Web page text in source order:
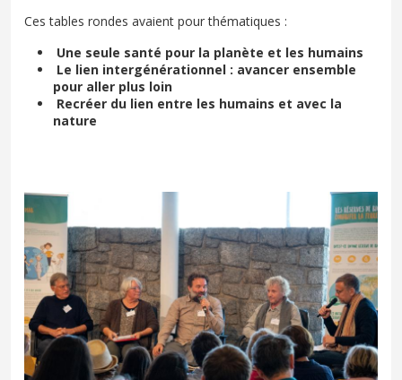
Ces tables rondes avaient pour thématiques :
Une seule santé pour la planète et les humains
Le lien intergénérationnel : avancer ensemble
pour aller plus loin
Recréer du lien entre les humains et avec la
nature